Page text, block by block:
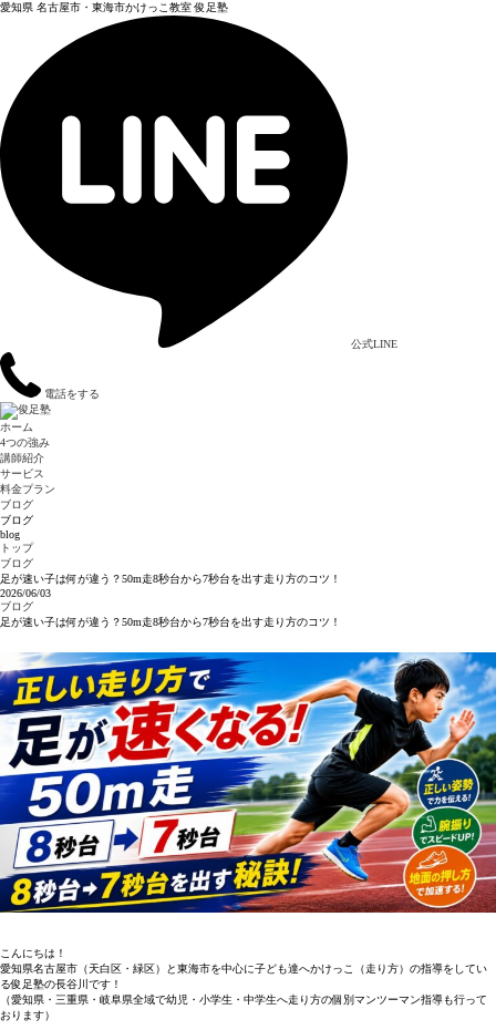
愛知県 名古屋市・東海市かけっこ教室 俊足塾
公式LINE
電話をする
ホーム
4つの強み
講師紹介
サービス
料金プラン
ブログ
ブログ
blog
トップ
ブログ
足が速い子は何が違う？50m走8秒台から7秒台を出す走り方のコツ！
2026/06/03
ブログ
足が速い子は何が違う？50m走8秒台から7秒台を出す走り方のコツ！
こんにちは！
愛知県名古屋市（天白区・緑区）と東海市を中心に子ども達へかけっこ（走り方）の指導をしてい
る俊足塾の長谷川です！
（愛知県・三重県・岐阜県全域で幼児・小学生・中学生へ走り方の個別マンツーマン指導も行って
おります）